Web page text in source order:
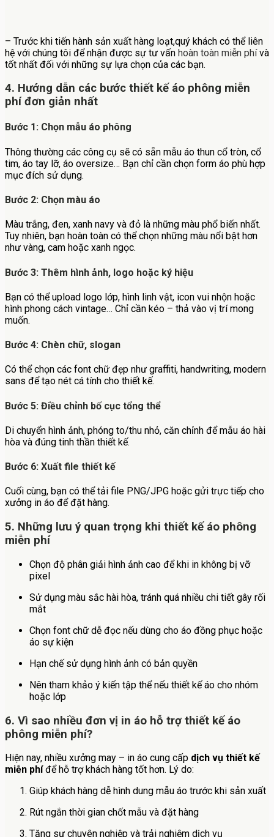
– Trước khi tiến hành sản xuất hàng loạt,quý khách có thể liên
hệ với chúng tôi để nhận được sự tư vấn hoàn toàn miễn phívà
tốt nhất đối với những sự lựa chọn của các bạn.
4. Hướng dẫn các bước thiết kế áo phông miễn
phí đơn giản nhất
Bước 1: Chọn mẫu áo phông
Thông thường các công cụ sẽ có sẵn mẫu áo thun cổ tròn, cổ
tim, áo tay lỡ, áo oversize… Bạn chỉ cần chọn form áo phù hợp
mục đích sử dụng.
Bước 2: Chọn màu áo
Màu trắng, đen, xanh navy và đỏ là những màu phổ biến nhất.
Tuy nhiên, bạn hoàn toàn có thể chọn những màu nổi bật hơn
như vàng, cam hoặc xanh ngọc.
Bước 3: Thêm hình ảnh, logo hoặc ký hiệu
Bạn có thể upload logo lớp, hình linh vật, icon vui nhộn hoặc
hình phong cách vintage… Chỉ cần kéo – thả vào vị trí mong
muốn.
Bước 4: Chèn chữ, slogan
Có thể chọn các font chữ đẹp như graffiti, handwriting, modern
sans để tạo nét cá tính cho thiết kế.
Bước 5: Điều chỉnh bố cục tổng thể
Di chuyển hình ảnh, phóng to/thu nhỏ, căn chỉnh để mẫu áo hài
hòa và đúng tinh thần thiết kế.
Bước 6: Xuất file thiết kế
Cuối cùng, bạn có thể tải file PNG/JPG hoặc gửi trực tiếp cho
xưởng in áo để đặt hàng.
5. Những lưu ý quan trọng khi thiết kế áo phông
miễn phí
Chọn độ phân giải hình ảnh cao để khi in không bị vỡ
pixel
Sử dụng màu sắc hài hòa, tránh quá nhiều chi tiết gây rối
mắt
Chọn font chữ dễ đọc nếu dùng cho áo đồng phục hoặc
áo sự kiện
Hạn chế sử dụng hình ảnh có bản quyền
Nên tham khảo ý kiến tập thể nếu thiết kế áo cho nhóm
hoặc lớp
6. Vì sao nhiều đơn vị in áo hỗ trợ thiết kế áo
phông miễn phí?
Hiện nay, nhiều xưởng may – in áo cung cấp dịch vụ thiết kế
miễn phíđể hỗ trợ khách hàng tốt hơn. Lý do:
Giúp khách hàng dễ hình dung mẫu áo trước khi sản xuất
Rút ngắn thời gian chốt mẫu và đặt hàng
Tăng sự chuyên nghiệp và trải nghiệm dịch vụ